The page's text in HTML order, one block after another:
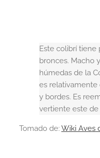
Este colibrí tiene
bronces. Macho
húmedas de la
es relativamente
y bordes. Es
vertiente este de
Tomado de: Wiki Aves